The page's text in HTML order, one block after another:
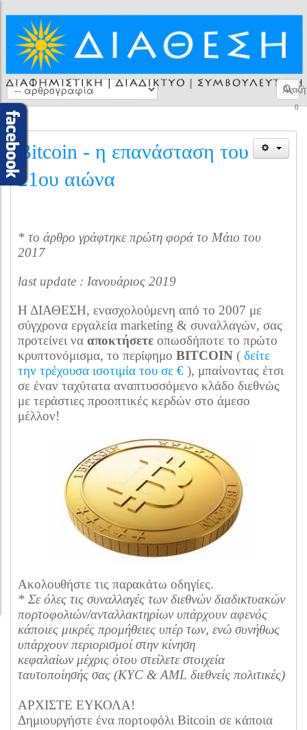
0
Bitcoin - η επανάσταση του
21ου αιώνα
* το άρθρο γράφτηκε πρώτη φορά το Μάιο του
2017
last update : Ιανουάριος 2019
Η ΔΙΑΘΕΣΗ, ενασχολούμενη από το 2007 με
σύγχρονα εργαλεία marketing & συναλλαγών, σας
προτείνει να αποκτήσετε οπωσδήποτε το πρώτο
κρυπτονόμισμα, το περίφημο BITCOIN ( δείτε
την τρέχουσα ισοτιμία του σε € ), μπαίνοντας έτσι
σε έναν ταχύτατα αναπτυσσόμενο κλάδο διεθνώς
με τεράστιες προοπτικές κερδών στο άμεσο
μέλλον!
Ακολουθήστε τις παρακάτω οδηγίες.
* Σε όλες τις συναλλαγές των διεθνών διαδικτυακών
πορτοφολιών/ανταλλακτηρίων υπάρχουν αφενός
κάποιες μικρές προμήθειες υπέρ των, ενώ συνήθως
υπάρχουν περιορισμοί στην κίνηση
κεφαλαίων μέχρις ότου στείλετε στοιχεία
ταυτοποίησής σας (KYC & AML διεθνείς πολιτικές)
ΑΡΧΙΣΤΕ ΕΥΚΟΛΑ!
Δημιουργήστε ένα πορτοφόλι Bitcoin σε κάποια